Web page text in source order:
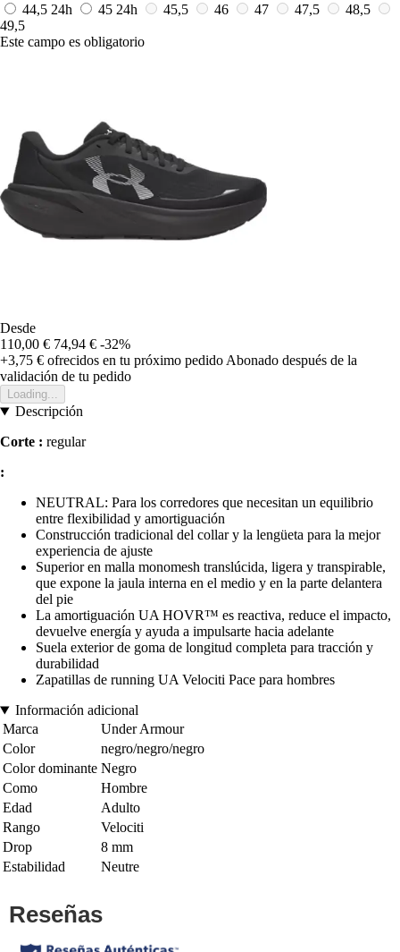
44,5 24h 45 24h 45,5 46 47 47,5
48,5
49,5
Este campo es obligatorio
Desde
110,00 € 74,94 € -32%
+3,75 € ofrecidos en tu próximo pedido Abonado después de la
validación de tu pedido
Loading...
Descripción
Corte : regular
:
NEUTRAL: Para los corredores que necesitan un equilibrio
entre flexibilidad y amortiguación
Construcción tradicional del collar y la lengüeta para la mejor
experiencia de ajuste
Superior en malla monomesh translúcida, ligera y transpirable,
que expone la jaula interna en el medio y en la parte delantera
del pie
La amortiguación UA HOVR™ es reactiva, reduce el impacto,
devuelve energía y ayuda a impulsarte hacia adelante
Suela exterior de goma de longitud completa para tracción y
durabilidad
Zapatillas de running UA Velociti Pace para hombres
Información adicional
Marca
Under Armour
Color
negro/negro/negro
Color dominante Negro
Como
Hombre
Edad
Adulto
Rango
Velociti
Drop
8 mm
Estabilidad
Neutre